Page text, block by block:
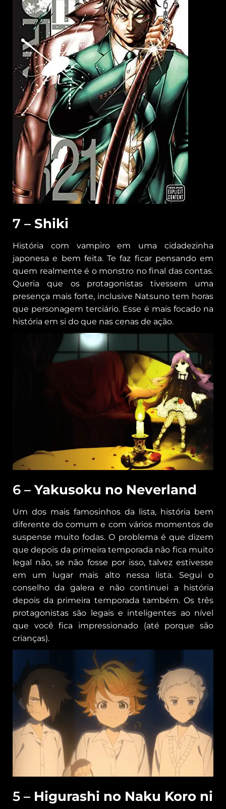
7 – Shiki
História com vampiro em uma cidadezinha
japonesa e bem feita. Te faz ficar pensando em
quem realmente é o monstro no final das contas.
Queria que os protagonistas tivessem uma
presença mais forte, inclusive Natsuno tem horas
que personagem terciário. Esse é mais focado na
história em si do que nas cenas de ação.
6 – Yakusoku no Neverland
Um dos mais famosinhos da lista, história bem
diferente do comum e com vários momentos de
suspense muito fodas. O problema é que dizem
que depois da primeira temporada não fica muito
legal não, se não fosse por isso, talvez estivesse
em um lugar mais alto nessa lista. Segui o
conselho da galera e não continuei a história
depois da primeira temporada também. Os três
protagonistas são legais e inteligentes ao nível
que você fica impressionado (até porque são
crianças).
5 – Higurashi no Naku Koro ni